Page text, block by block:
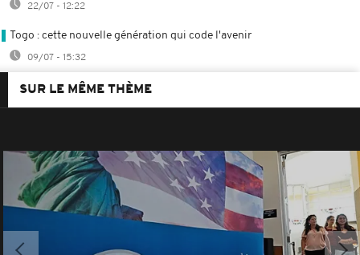
22/07 - 12:22
Togo : cette nouvelle génération qui code l'avenir
09/07 - 15:32
SUR LE MÊME THÈME